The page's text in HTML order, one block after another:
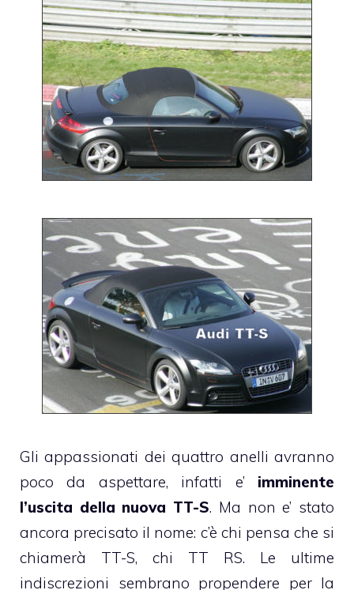
Gli appassionati dei quattro anelli avranno
poco da aspettare, infatti e’ imminente
l’uscita della nuova TT-S. Ma non e’ stato
ancora precisato il nome: c’è chi pensa che si
chiamerà TT-S, chi TT RS. Le ultime
indiscrezioni sembrano propendere per la